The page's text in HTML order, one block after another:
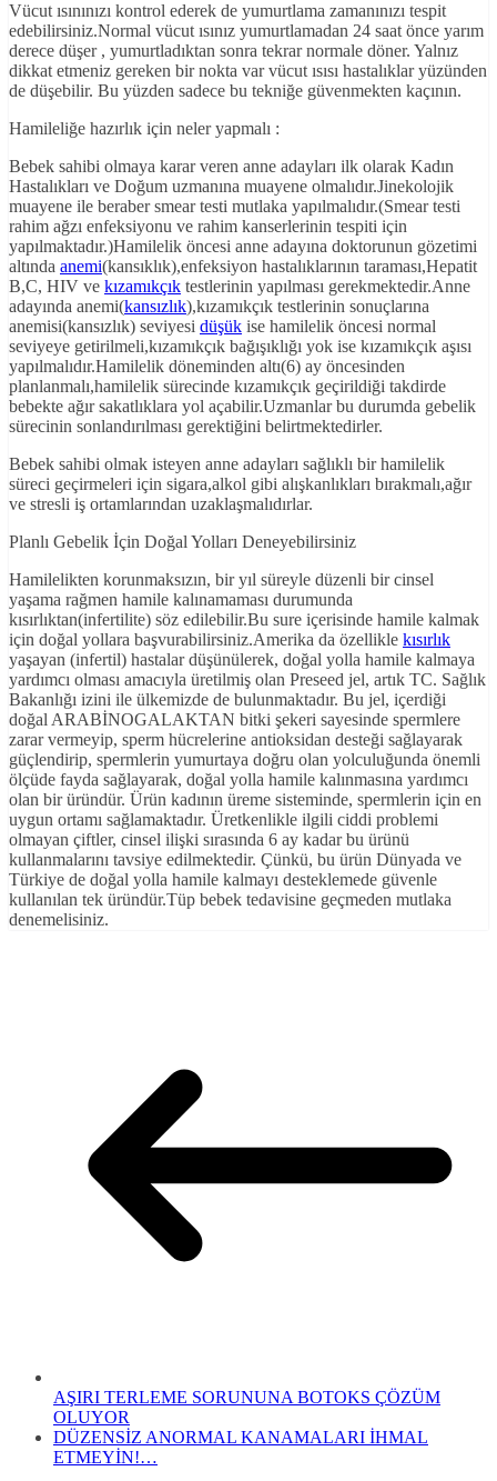
Vücut ısınınızı kontrol ederek de yumurtlama zamanınızı tespit
edebilirsiniz.Normal vücut ısınız yumurtlamadan 24 saat önce yarım
derece düşer , yumurtladıktan sonra tekrar normale döner. Yalnız
dikkat etmeniz gereken bir nokta var vücut ısısı hastalıklar yüzünden
de düşebilir. Bu yüzden sadece bu tekniğe güvenmekten kaçının.
Hamileliğe hazırlık için neler yapmalı :
Bebek sahibi olmaya karar veren anne adayları ilk olarak Kadın
Hastalıkları ve Doğum uzmanına muayene olmalıdır.Jinekolojik
muayene ile beraber smear testi mutlaka yapılmalıdır.(Smear testi
rahim ağzı enfeksiyonu ve rahim kanserlerinin tespiti için
yapılmaktadır.)Hamilelik öncesi anne adayına doktorunun gözetimi
altında anemi(kansıklık),enfeksiyon hastalıklarının taraması,Hepatit
B,C, HIV ve kızamıkçık testlerinin yapılması gerekmektedir.Anne
adayında anemi(kansızlık),kızamıkçık testlerinin sonuçlarına
anemisi(kansızlık) seviyesi düşük ise hamilelik öncesi normal
seviyeye getirilmeli,kızamıkçık bağışıklığı yok ise kızamıkçık aşısı
yapılmalıdır.Hamilelik döneminden altı(6) ay öncesinden
planlanmalı,hamilelik sürecinde kızamıkçık geçirildiği takdirde
bebekte ağır sakatlıklara yol açabilir.Uzmanlar bu durumda gebelik
sürecinin sonlandırılması gerektiğini belirtmektedirler.
Bebek sahibi olmak isteyen anne adayları sağlıklı bir hamilelik
süreci geçirmeleri için sigara,alkol gibi alışkanlıkları bırakmalı,ağır
ve stresli iş ortamlarından uzaklaşmalıdırlar.
Planlı Gebelik İçin Doğal Yolları Deneyebilirsiniz
Hamilelikten korunmaksızın, bir yıl süreyle düzenli bir cinsel
yaşama rağmen hamile kalınamaması durumunda
kısırlıktan(infertilite) söz edilebilir.Bu sure içerisinde hamile kalmak
için doğal yollara başvurabilirsiniz.Amerika da özellikle kısırlık
yaşayan (infertil) hastalar düşünülerek, doğal yolla hamile kalmaya
yardımcı olması amacıyla üretilmiş olan Preseed jel, artık TC. Sağlık
Bakanlığı izini ile ülkemizde de bulunmaktadır. Bu jel, içerdiği
doğal ARABİNOGALAKTAN bitki şekeri sayesinde spermlere
zarar vermeyip, sperm hücrelerine antioksidan desteği sağlayarak
güçlendirip, spermlerin yumurtaya doğru olan yolculuğunda önemli
ölçüde fayda sağlayarak, doğal yolla hamile kalınmasına yardımcı
olan bir üründür. Ürün kadının üreme sisteminde, spermlerin için en
uygun ortamı sağlamaktadır. Üretkenlikle ilgili ciddi problemi
olmayan çiftler, cinsel ilişki sırasında 6 ay kadar bu ürünü
kullanmalarını tavsiye edilmektedir. Çünkü, bu ürün Dünyada ve
Türkiye de doğal yolla hamile kalmayı desteklemede güvenle
kullanılan tek üründür.Tüp bebek tedavisine geçmeden mutlaka
denemelisiniz.
AŞIRI TERLEME SORUNUNA BOTOKS ÇÖZÜM
OLUYOR
DÜZENSİZ ANORMAL KANAMALARI İHMAL
ETMEYİN!…